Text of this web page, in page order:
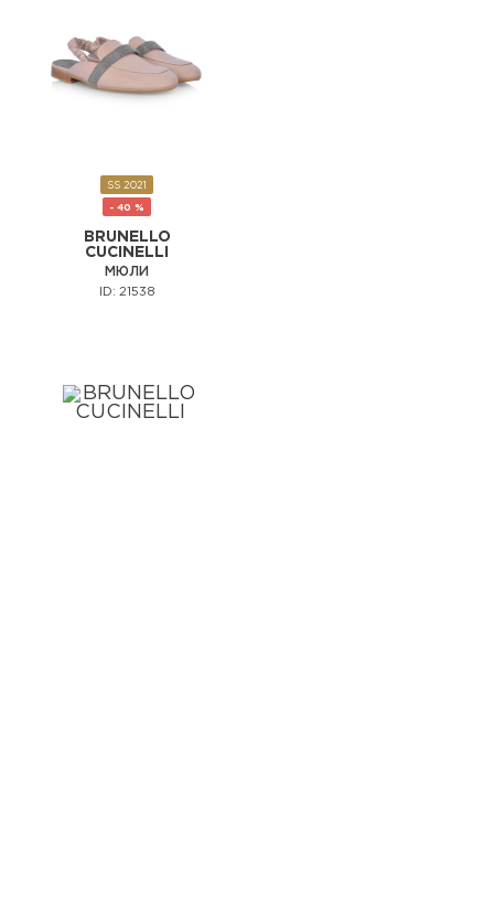
SS 2021
- 40 %
BRUNELLO
CUCINELLI
МЮЛИ
ID: 21538